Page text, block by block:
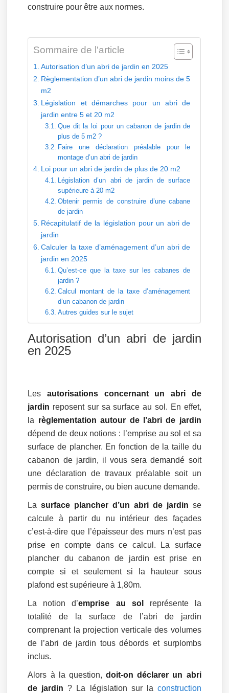
construire pour être aux normes.
Sommaire de l'article
Autorisation d’un abri de jardin en 2025
Règlementation d’un abri de jardin moins de 5
m2
Législation et démarches pour un abri de
jardin entre 5 et 20 m2
Que dit la loi pour un cabanon de jardin de
plus de 5 m2 ?
Faire une déclaration préalable pour le
montage d’un abri de jardin
Loi pour un abri de jardin de plus de 20 m2
Législation d’un abri de jardin de surface
supérieure à 20 m2
Obtenir permis de construire d’une cabane
de jardin
Récapitulatif de la législation pour un abri de
jardin
Calculer la taxe d’aménagement d’un abri de
jardin en 2025
Qu’est-ce que la taxe sur les cabanes de
jardin ?
Calcul montant de la taxe d’aménagement
d’un cabanon de jardin
Autres guides sur le sujet
Autorisation d’un abri de jardin
en 2025
Lesautorisations concernant un abri de
jardin reposent sur sa surface au sol. En effet,
la règlementation autour de l’abri de jardin
dépend de deux notions : l’emprise au sol et sa
surface de plancher. En fonction de la taille du
cabanon de jardin, il vous sera demandé soit
une déclaration de travaux préalable soit un
permis de construire, ou bien aucune demande.
Lasurface plancher d’un abri de jardin se
calcule à partir du nu intérieur des façades
c’est-à-dire que l’épaisseur des murs n’est pas
prise en compte dans ce calcul. La surface
plancher du cabanon de jardin est prise en
compte si et seulement si la hauteur sous
plafond est supérieure à 1,80m.
La notion d’emprise au sol
représente la
totalité de la surface de l’abri de jardin
comprenant la projection verticale des volumes
de l’abri de jardin tous débords et surplombs
inclus.
Alors à la question,doit-on déclarer un abri
de jardin ? La législation sur la construction